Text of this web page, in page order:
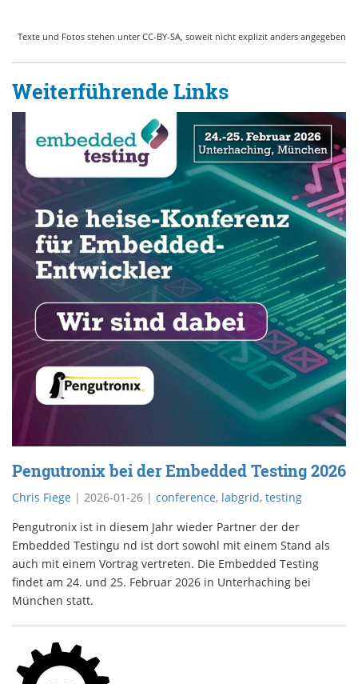
Texte und Fotos stehen unter CC-BY-SA, soweit nicht explizit anders angegeben
Weiterführende Links
Pengutronix bei der Embedded Testing 2026
Chris Fiege | 2026-01-26 | conference, labgrid, testing
Pengutronix ist in diesem Jahr wieder Partner der der
Embedded Testingu nd ist dort sowohl mit einem Stand als
auch mit einem Vortrag vertreten. Die Embedded Testing
findet am 24. und 25. Februar 2026 in Unterhaching bei
München statt.